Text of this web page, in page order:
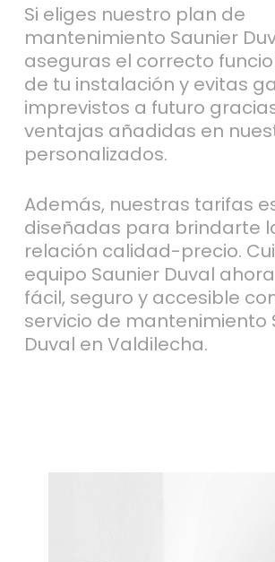
Si eliges nuestro plan de
mantenimiento Saunier
aseguras el correcto
de tu instalación y evitas
imprevistos a futuro
ventajas añadidas en
personalizados.
Además, nuestras tarifas
diseñadas para brindarte
relación calidad-precio.
equipo Saunier Duval
fácil, seguro y accesible
servicio de mantenimiento
Duval en Valdilecha.